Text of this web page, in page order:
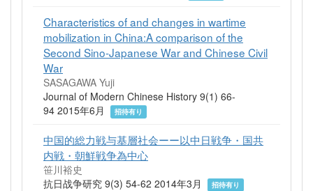
Characteristics of and changes in wartime
mobilization in China:A comparison of the
Second Sino-Japanese War and Chinese Civil
War
SASAGAWA Yuji
Journal of Modern Chinese History 9(1) 66-
94 2015年6月
招待有り
中国的総力戦与基層社会ーー以中日戦争・国共
内戦・朝鮮戦争為中心
笹川裕史
抗日战争研究 9(3) 54-62 2014年3月
招待有り